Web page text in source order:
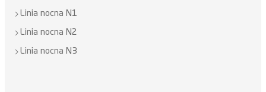
Linia nocna N1
Linia nocna N2
Linia nocna N3